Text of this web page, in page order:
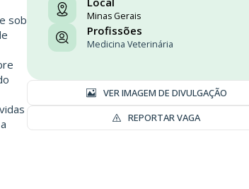
sob
Minas Gerais
Profissões
Medicina Veterinária
VER IMAGEM DE DIVULGAÇÃO
REPORTAR VAGA